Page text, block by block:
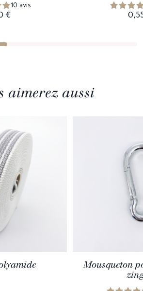
10 avis
€
aimerez aussi
Mousqueton